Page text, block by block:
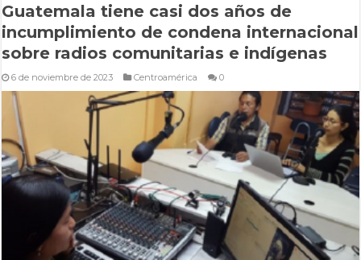
Guatemala tiene casi dos años de
incumplimiento de condena internacional
sobre radios comunitarias e indígenas
6 de noviembre de 2023 Centroamérica 0